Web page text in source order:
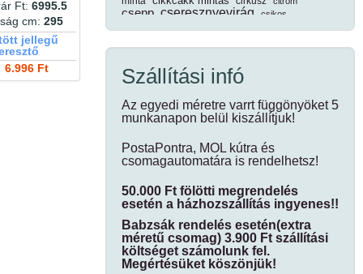
Ft:6995.5
cm: 295
jellegű
Ft
csepp cseresznyevirág csikos
csíkos csillogó csoki damaszt
daru dekor denim diagonál dim out
dimout dínó díszpárna
drapp
edényfogó kesztyű egyszínű
elefántcsont elegáns élővilág eper erdei
fánk fehér fekete fekete kockás
félorganza fényáteresztő
fényes fenyő fodros forgófonalas
futó függöny fűszernövény
geometriai geometriai minta
geometriai mintás geometria minta gesztenye
gézhatású grafit gránátalma
gyerek gyümölcsfa gyűrt hal
Szállítási infó
Az egyedi méretre varrt függönyöket 5
munkanapon belül kiszállítjuk!
PostaPontra, MOL kútra és
csomagautomatára is rendelhetsz!
50.000 Ft fölötti megrendelés
esetén a házhozszállítás ingyenes!!
Babzsák rendelés esetén(extra
méretű csomag) 3.900 Ft szállítási
költséget számolunk fel.
Megértésüket köszönjük!